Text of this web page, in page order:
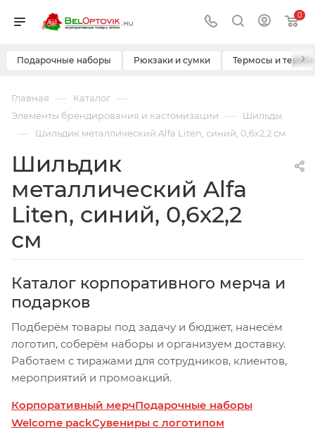
0
Подарочные наборы Рюкзаки и сумки Термосы и ›
Главная — Каталог —
Элементы брендирования и кастомизации — Шильды
— Шильдик металлический Alfa Liten, синий, 0,6х2,2 см
Шильдик
металлический Alfa
Liten, синий, 0,6х2,2
см
Каталог корпоративного мерча и
подарков
Подберём товары под задачу и бюджет, нанесём
логотип, соберём наборы и организуем доставку.
Работаем с тиражами для сотрудников, клиентов,
мероприятий и промоакций.
Корпоративный мерчПодарочные наборы
Welcome packСувениры с логотипом